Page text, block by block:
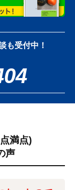
も受付中！
満点)
声